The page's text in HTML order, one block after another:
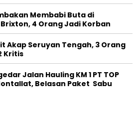
Membabi Buta di
4 Orang Jadi Korban
Akap Seruyan Tengah, 3 Orang
Kritis
Jalan Hauling KM 1 PT TOP
Belasan Paket Sabu